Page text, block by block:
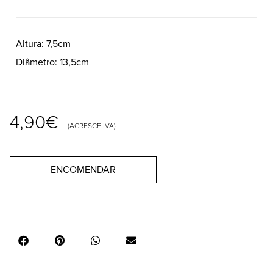
Altura 7,5cm
Diâmetro 13,5cm
4,90€ (ACRESCE IVA)
ENCOMENDAR